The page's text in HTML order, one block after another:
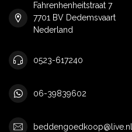
Fahrenhenheitstraat 7
7701 BV Dedemsvaart
Nederland
0523-617240
06-39839602
beddengoedkoop@live.nl